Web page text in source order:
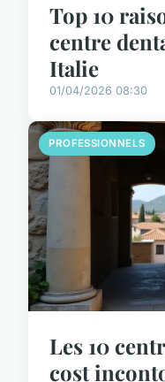
Top 10
centre
Italie
01/04/2026 08:30
PROFESSIONNELS
Les 10
cost